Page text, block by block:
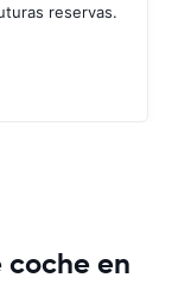
reservas.
en